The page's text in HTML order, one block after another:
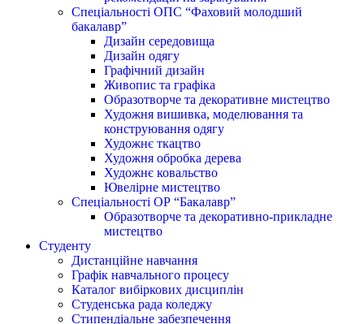
Спеціальності ОПС “Фаховий молодший
бакалавр”
Дизайн середовища
Дизайн одягу
Графічний дизайн
Живопис та графіка
Образотворче та декоративне мистецтво
Художня вишивка, моделювання та
конструювання одягу
Художнє ткацтво
Художня обробка дерева
Художнє ковальство
Ювелірне мистецтво
Спеціальності ОР “Бакалавр”
Образотворче та декоративно-прикладне
мистецтво
Студенту
Дистанційне навчання
Графік навчального процесу
Каталог вибіркових дисциплін
Студенська рада коледжу
Стипендіальне забезпечення